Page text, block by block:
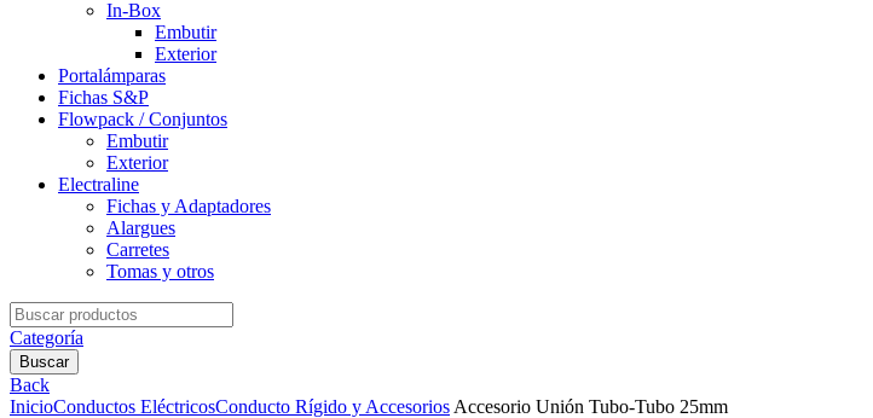
In-Box
Embutir
Exterior
Portalámparas
Fichas S&P
Flowpack / Conjuntos
Embutir
Exterior
Electraline
Fichas y Adaptadores
Alargues
Carretes
Tomas y otros
Search
for:
Categoría
Buscar
Back
InicioConductos EléctricosConducto Rígido y AccesoriosAccesorio Unión Tubo-Tubo 25mm